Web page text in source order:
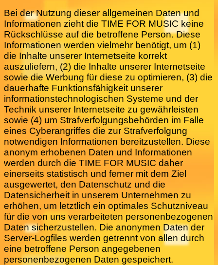
Bei der Nutzung dieser allgemeinen Daten und
Informationen zieht die TIME FOR MUSIC keine
Rückschlüsse auf die betroffene Person. Diese
Informationen werden vielmehr benötigt, um (1)
die Inhalte unserer Internetseite korrekt
auszuliefern, (2) die Inhalte unserer Internetseite
sowie die Werbung für diese zu optimieren, (3) die
dauerhafte Funktionsfähigkeit unserer
informationstechnologischen Systeme und der
Technik unserer Internetseite zu gewährleisten
sowie (4) um Strafverfolgungsbehörden im Falle
eines Cyberangriffes die zur Strafverfolgung
notwendigen Informationen bereitzustellen. Diese
anonym erhobenen Daten und Informationen
werden durch die TIME FOR MUSIC daher
einerseits statistisch und ferner mit dem Ziel
ausgewertet, den Datenschutz und die
Datensicherheit in unserem Unternehmen zu
erhöhen, um letztlich ein optimales Schutzniveau
für die von uns verarbeiteten personenbezogenen
Daten sicherzustellen. Die anonymen Daten der
Server-Logfiles werden getrennt von allen durch
eine betroffene Person angegebenen
personenbezogenen Daten gespeichert.